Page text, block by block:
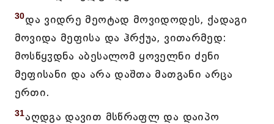
30და ვიდრე მეოტად მოვიდოდეს, ქადაგი
მოვიდა მეფისა და ჰრქუა, ვითარმედ:
მოსწყჳდნა აბესალომ ყოველნი ძენი
მეფისანი და არა დაშთა მათგანი არცა
ერთი.
31აღდგა დავით მსწრაფლ და დაიპო